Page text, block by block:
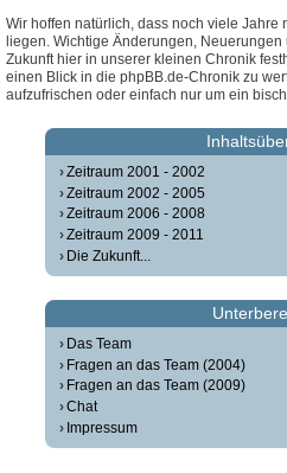
Wir hoffen natürlich, dass noch viele Jahre
liegen. Wichtige Änderungen,
Zukunft hier in unserer kleinen Chronik
einen Blick in die phpBB.de-Chronik zu
aufzufrischen oder einfach nur um ein
Zeitraum 2001 - 2002
Zeitraum 2002 - 2005
Zeitraum 2006 - 2008
Zeitraum 2009 - 2011
Die Zukunft...
Das Team
Fragen an das Team (2004)
Fragen an das Team (2009)
Chat
Impressum